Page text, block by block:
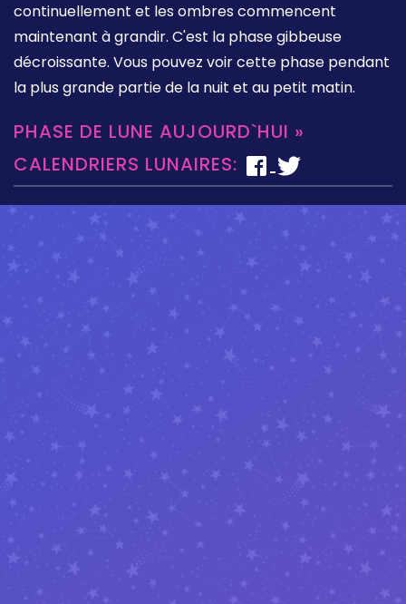
continuellement et les ombres commencent
maintenant à grandir. C'est la phase gibbeuse
décroissante. Vous pouvez voir cette phase pendant
la plus grande partie de la nuit et au petit matin.
PHASE DE LUNE AUJOURD`HUI »
CALENDRIERS LUNAIRES: